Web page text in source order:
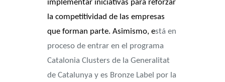
implementar iniciativas para reforzar
la competitividad de las empresas
que forman parte. Asimismo, está en
proceso de entrar en el programa
Catalonia Clusters de la Generalitat
de Catalunya y es Bronze Label por la